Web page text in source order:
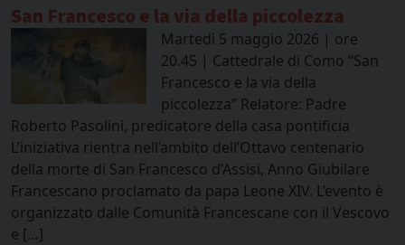
San Francesco e la via della piccolezza
Martedì 5 maggio 2026 | ore
20.45 | Cattedrale di Como “San
Francesco e la via della
piccolezza” Relatore: Padre
Roberto Pasolini, predicatore della casa pontificia
L’iniziativa rientra nell’ambito dell’Ottavo centenario
della morte di San Francesco d’Assisi, Anno Giubilare
Francescano proclamato da papa Leone XIV. L’evento è
organizzato dalle Comunità Francescane con il Vescovo
e […]